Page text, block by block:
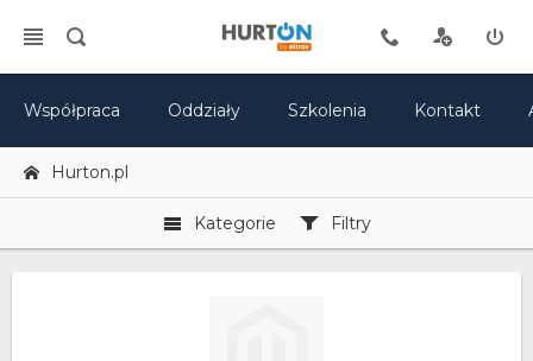
Współpraca Oddziały Szkolenia Kontakt
Hurton.pl
Kategorie Filtry